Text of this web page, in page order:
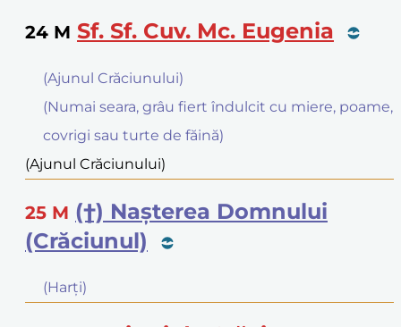
24 M Sf. Sf. Cuv. Mc. Eugenia
(Ajunul Crăciunului)
(Numai seara, grâu fiert îndulcit cu miere, poame,
covrigi sau turte de făină)
(Ajunul Crăciunului)
25 M (†) Naşterea Domnului
(Crăciunul)
(Harţi)